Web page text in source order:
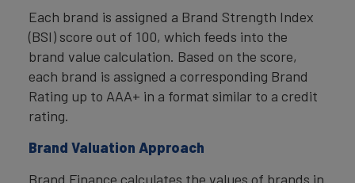
Each brand is assigned a Brand Strength Index
(BSI) score out of 100, which feeds into the
brand value calculation. Based on the score,
each brand is assigned a corresponding Brand
Rating up to AAA+ in a format similar to a credit
rating.
Brand Valuation Approach
Brand Finance calculates the values of brands in